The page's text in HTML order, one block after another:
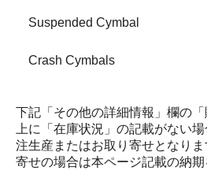
Suspended Cymbal
Crash Cymbals
下記「その他の詳細情報」欄の
上に「在庫状況」の記載がない
注生産またはお取り寄せとなり
寄せの場合は本ページ記載の納期